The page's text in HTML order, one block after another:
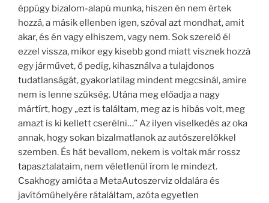
éppúgy bizalom-alapú munka, hiszen én nem értek
hozzá, a másik ellenben igen, szóval azt mondhat, amit
akar, és én vagy elhiszem, vagy nem. Sok szerelő él
ezzel vissza, mikor egy kisebb gond miatt visznek hozzá
egy járművet, ő pedig, kihasználva a tulajdonos
tudatlanságát, gyakorlatilag mindent megcsinál, amire
nem is lenne szükség. Utána meg előadja a nagy
mártírt, hogy „ezt is találtam, meg az is hibás volt, meg
amazt is ki kellett cserélni…” Az ilyen viselkedés az oka
annak, hogy sokan bizalmatlanok az autószerelőkkel
szemben. És hát bevallom, nekem is voltak már rossz
tapasztalataim, nem véletlenül írom le mindezt.
Csakhogy amióta a MetaAutoszerviz oldalára és
javítóműhelyére rátaláltam, azóta egyetlen